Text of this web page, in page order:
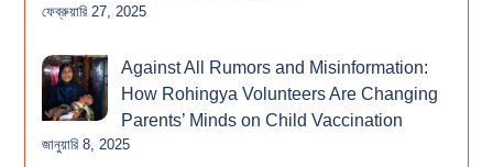
ফেব্রুয়ারি 27, 2025
Against All Rumors and Misinformation:
How Rohingya Volunteers Are Changing
Parents’ Minds on Child Vaccination
জানুয়ারি 8, 2025